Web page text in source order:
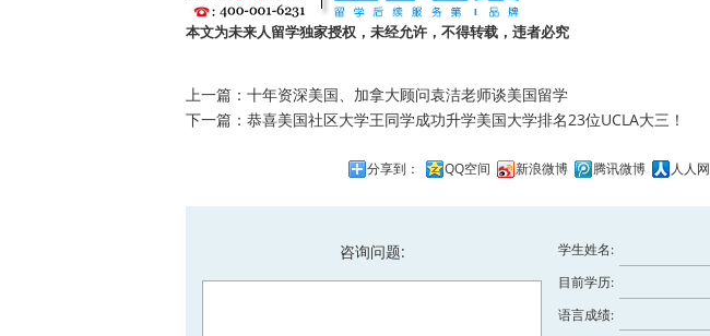
本文为未来人留学独家授权，未经允许，不得转载，违者必究
上一篇： 十年资深美国、加拿大顾问袁洁老师谈美国留学
下一篇： 恭喜美国社区大学王同学成功升学美国大学排名23位UCLA大三！
分享到： QQ空间 新浪微博 腾讯微博 人人网
咨询问题:
学生姓名:
目前学历:
语言成绩: